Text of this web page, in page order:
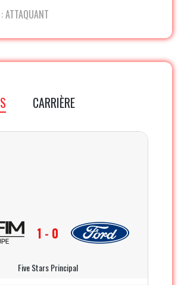
ATTAQUANT
CARRIÈRE
1 - 0
Five Stars Principal